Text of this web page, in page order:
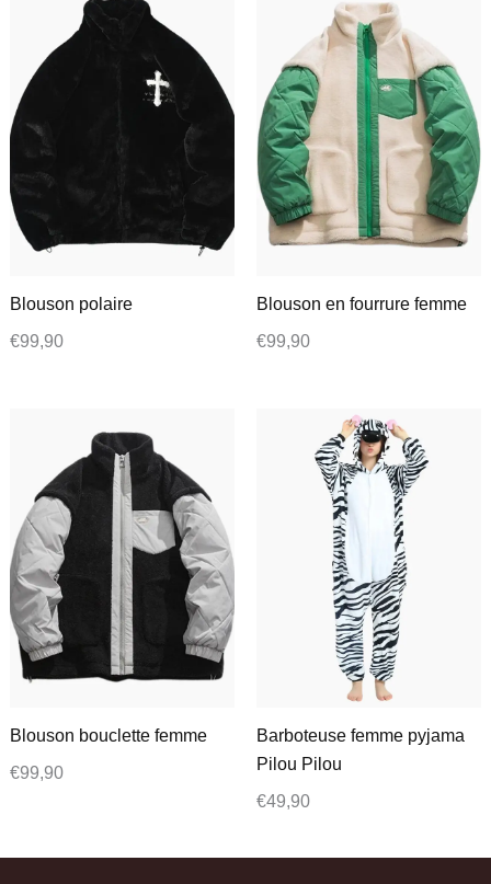
Blouson polaire
€99,90
Blouson en fourrure femme
€99,90
Blouson bouclette femme
€99,90
Barboteuse femme pyjama
Pilou Pilou
€49,90